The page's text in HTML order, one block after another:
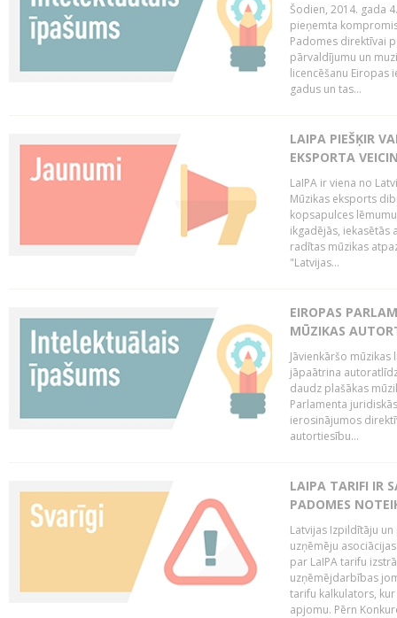
Šodien, 2014. gada
pieņemta
Padomes direktīvai
pārvaldījumu un
licencēšanu Eiropas
gadus un tas...
LAIPA PIEŠĶIR
EKSPORTA
LaIPA ir viena no
Mūzikas eksports
kopsapulces
ikgadējās, iekasētās
radītas mūzikas
"Latvijas...
EIROPAS
MŪZIKAS
Jāvienkāršo
jāpaātrina
daudz plašākas
Parlamenta
ierosinājumos
autortiesību...
LAIPA TARIFI IR
PADOMES
Latvijas Izpildītāju
uzņēmēju
par LaIPA tarifu
uzņēmējdarbības
tarifu kalkulators,
apjomu. Pērn